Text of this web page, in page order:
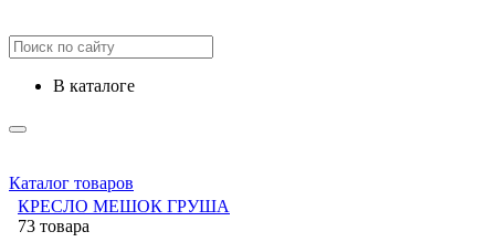
в каталоге
Каталог товаров
КРЕСЛО МЕШОК ГРУША
73 товара